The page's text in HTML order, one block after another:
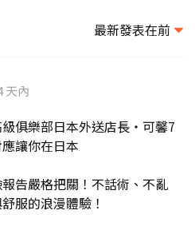
最新發表在前
天內
俱樂部日本外送店長・可馨7
讓你在日本
告嚴格把關！不話術、不亂
服的浪漫體驗！